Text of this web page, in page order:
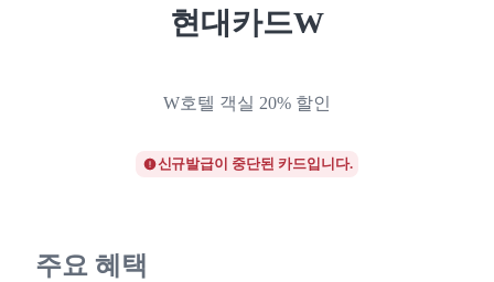
현대카드W
W호텔 객실 20% 할인
신규발급이 중단된 카드입니다.
주요 혜택